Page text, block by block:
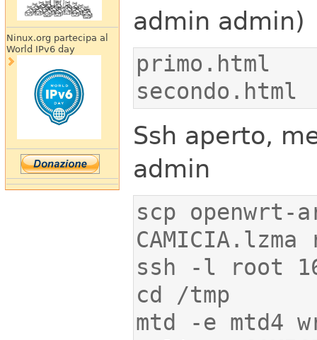
Ninux.org partecipa al
World IPv6 day
admin admin)
secondo.html
Ssh aperto,
admin
scp openwrt-
mtd -e mtd4